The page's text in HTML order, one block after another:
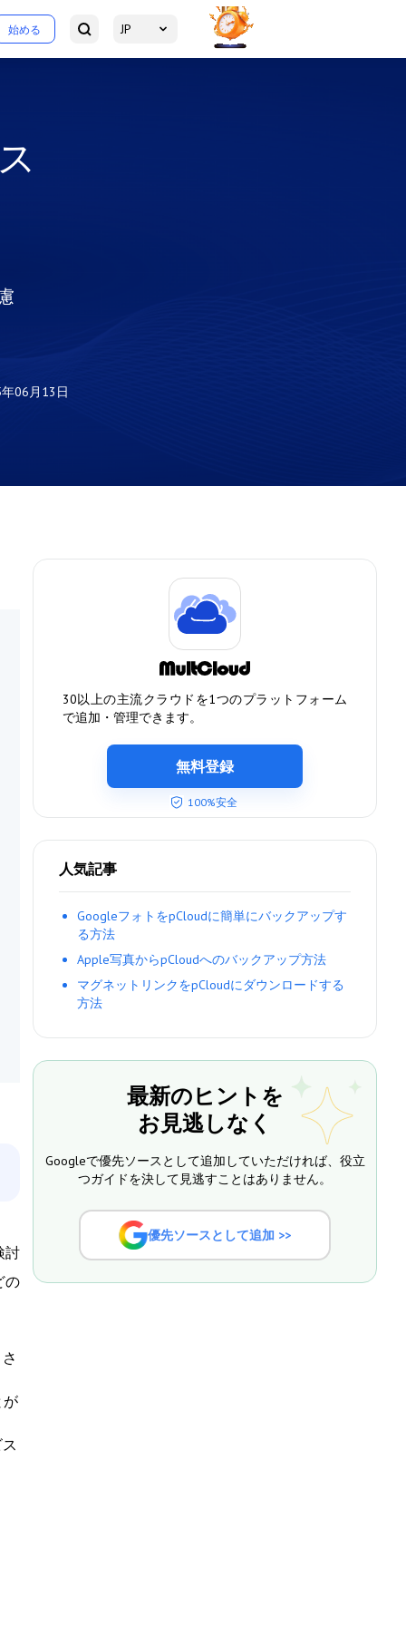
始める JP
06月13日
討
の
が
30以上の主流クラウドを1つのプラットフォーム
で追加・管理できます。
無料登録
100%安全
人気記事
GoogleフォトをpCloudに簡単にバックアップす
る方法
Apple写真からpCloudへのバックアップ方法
マグネットリンクをpCloudにダウンロードする
方法
最新のヒントを
お見逃しなく
Googleで優先ソースとして追加していただければ、役立
つガイドを決して見逃すことはありません。
優先ソースとして追加 >>